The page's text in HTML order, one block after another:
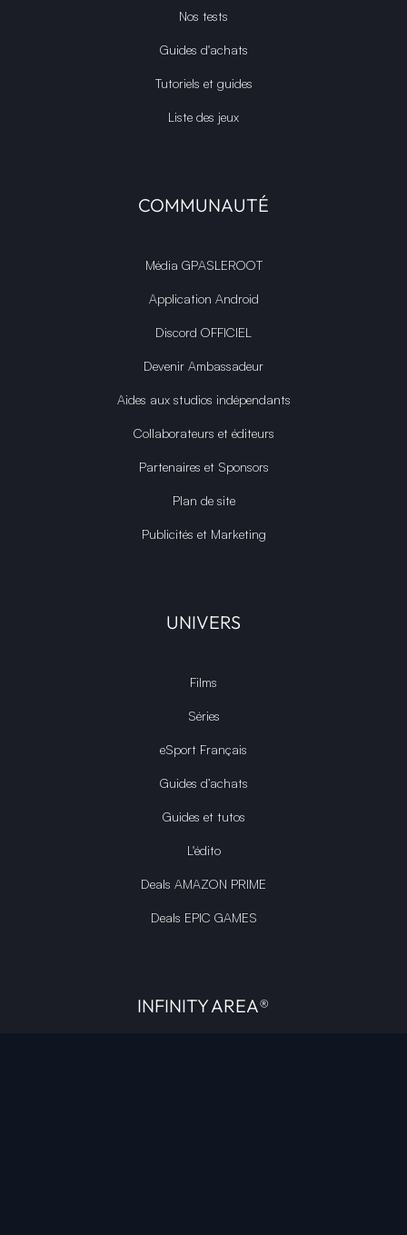
Nos tests
Guides d'achats
Tutoriels et guides
Liste des jeux
COMMUNAUTÉ
Média GPASLEROOT
Application Android
Discord OFFICIEL
Devenir Ambassadeur
Aides aux studios indépendants
Collaborateurs et éditeurs
Partenaires et Sponsors
Plan de site
Publicités et Marketing
UNIVERS
Films
Séries
eSport Français
Guides d’achats
Guides et tutos
L'édito
Deals AMAZON PRIME
Deals EPIC GAMES
INFINITY AREA®